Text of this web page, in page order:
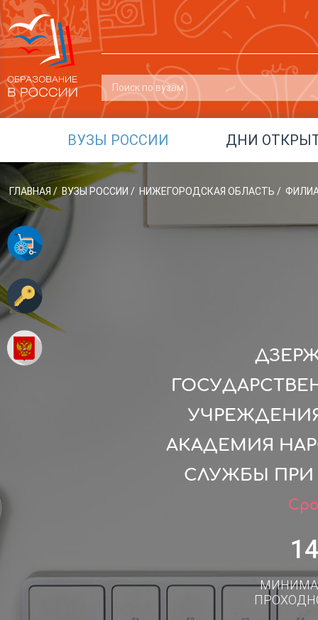
ВУЗЫ РОССИИ ДНИ
ГЛАВНАЯ / ВУЗЫ РОССИИ / НИЖЕГОРОДСКАЯ ОБЛАСТЬ /
АКАДЕМИЯ
СЛУЖБЫ ПРИ